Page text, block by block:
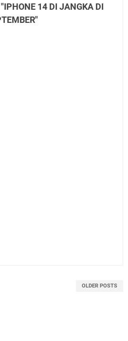
14 DI JANGKA DI
OLDER POSTS